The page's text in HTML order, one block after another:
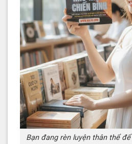
Bạn đang rèn luyện thân thể